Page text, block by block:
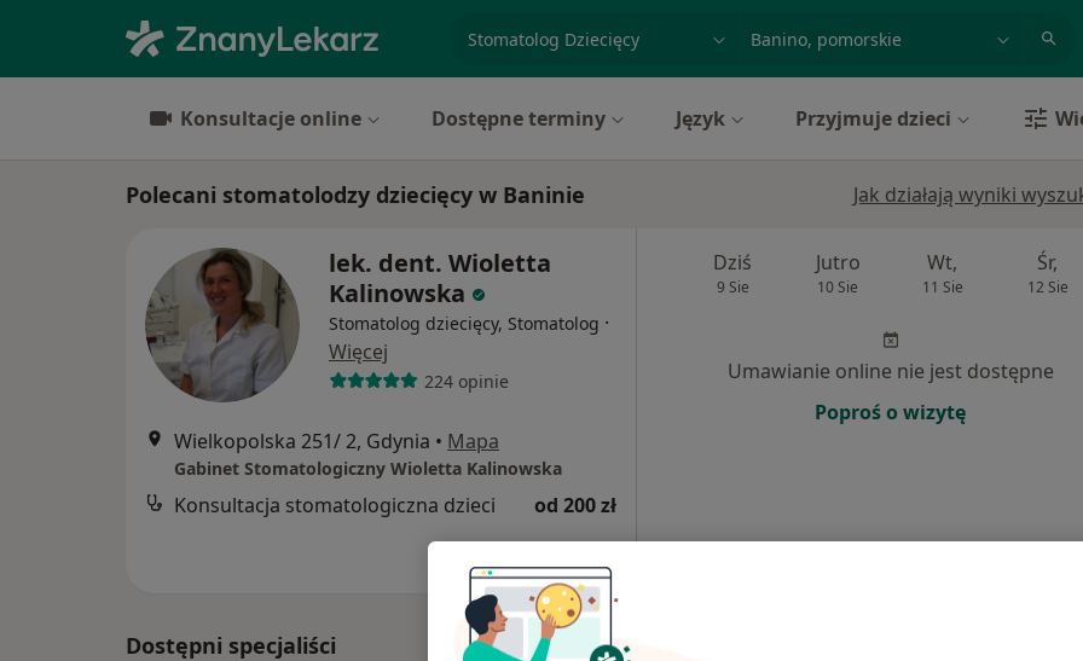
Konsultacje online Dostępne terminy Język Przyjmuje dzieci
Polecani stomatolodzy dziecięcy w Baninie Jak działają wyniki
lek. dent. Wioletta
Kalinowska
Stomatolog dziecięcy, Stomatolog ·
Więcej
224 opinie
Wielkopolska 251/ 2, Gdynia • Mapa
Gabinet Stomatologiczny Wioletta Kalinowska
Konsultacja stomatologiczna dzieci od 200 zł
Dziś
9 Sie
Jutro
10 Sie
Wt,
11 Sie
Śr,
12 Sie
Umawianie online nie jest dostępne
Poproś o wizytę
Dostępni specjaliści